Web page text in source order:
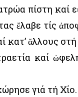
πίστη καί
ἔλαβε τίς
κατ’ ἄλλους
καί
γιά τή